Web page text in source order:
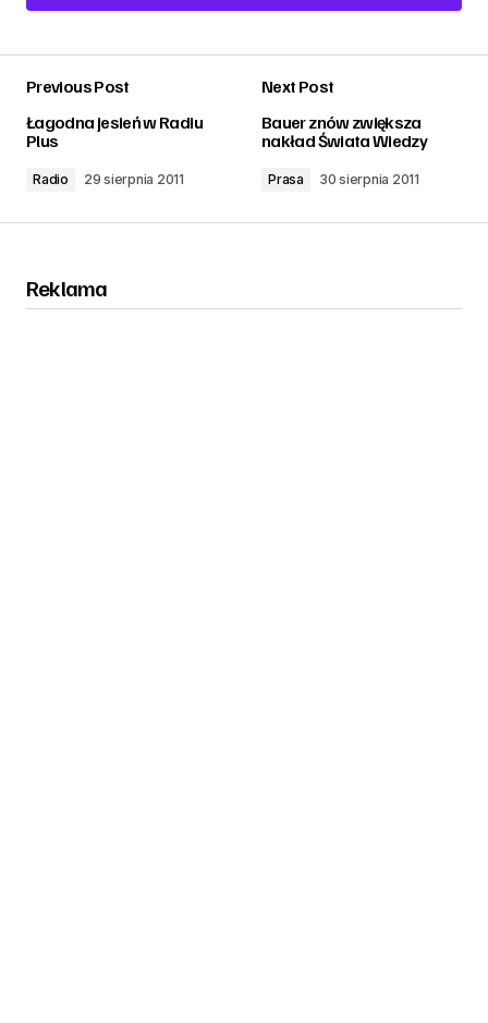
Add a comment
Previous Post
Łagodna jesień w Radiu
Plus
Radio 29 sierpnia 2011
Next Post
Bauer znów zwiększa
nakład Świata Wiedzy
Prasa 30 sierpnia 2011
Reklama